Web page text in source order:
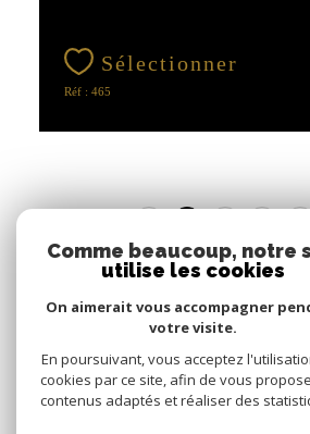
Sélectionner
Réf : 465
Comme beaucoup, notre
utilise les cookies
On aimerait vous accompagner
votre visite.
En poursuivant, vous acceptez
cookies par ce site, afin de vous
contenus adaptés et réaliser des